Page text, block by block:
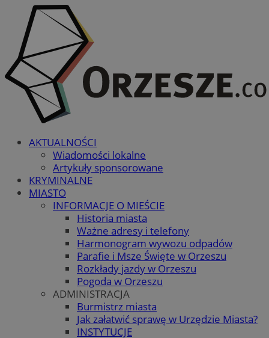
AKTUALNOŚCI
Wiadomości lokalne
Artykuły sponsorowane
KRYMINALNE
MIASTO
INFORMACJE O MIEŚCIE
Historia miasta
Ważne adresy i telefony
Harmonogram wywozu odpadów
Parafie i Msze Święte w Orzeszu
Rozkłady jazdy w Orzeszu
Pogoda w Orzeszu
ADMINISTRACJA
Burmistrz miasta
Jak załatwić sprawę w Urzędzie Miasta?
INSTYTUCJE